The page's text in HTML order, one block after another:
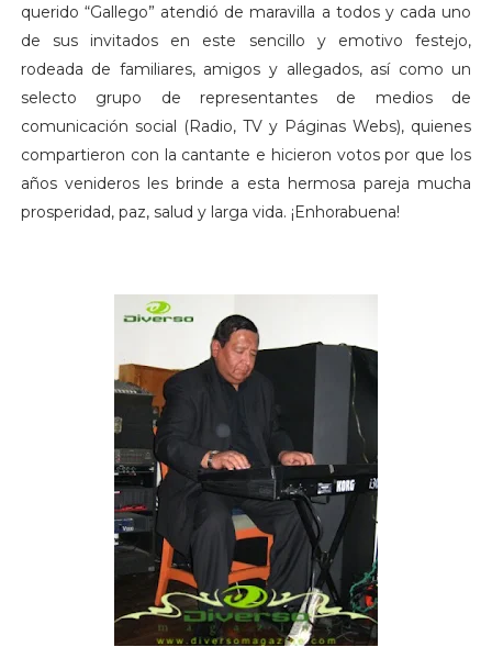
querido “Gallego” atendió de maravilla a todos y cada uno
de sus invitados en este sencillo y emotivo festejo,
rodeada de familiares, amigos y allegados, así como un
selecto grupo de representantes de medios de
comunicación social (Radio, TV y Páginas Webs), quienes
compartieron con la cantante e hicieron votos por que los
años venideros les brinde a esta hermosa pareja mucha
prosperidad, paz, salud y larga vida. ¡Enhorabuena!